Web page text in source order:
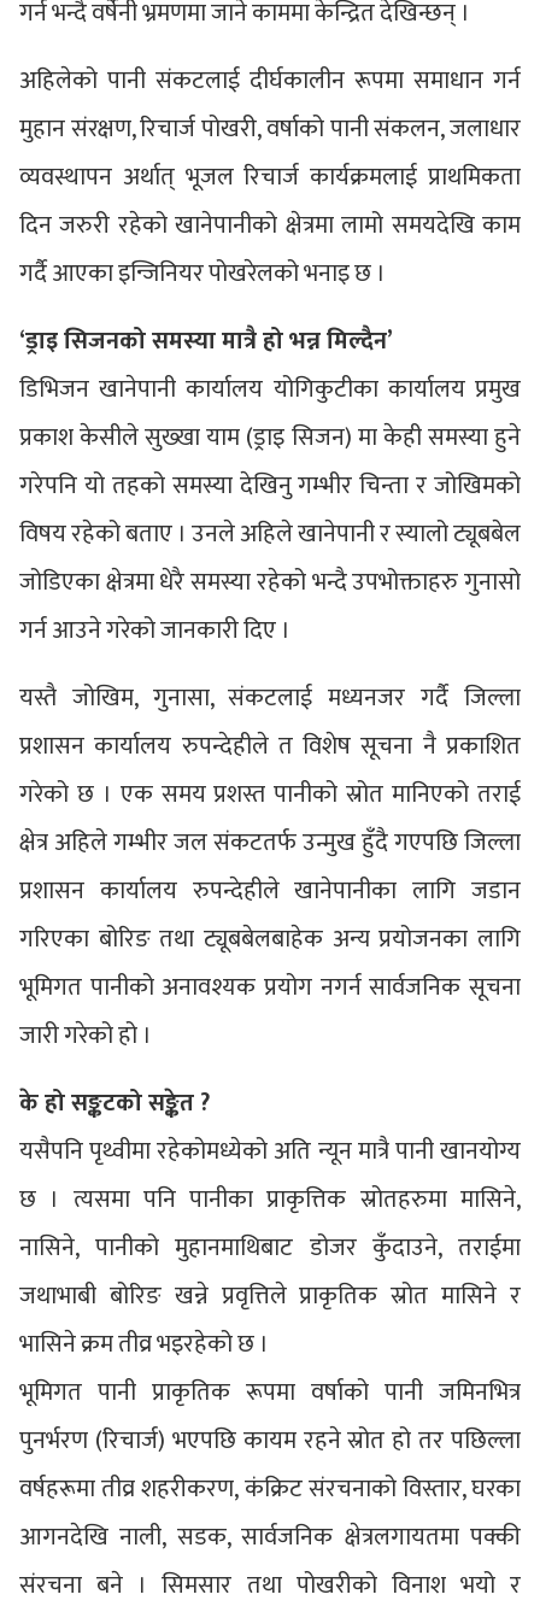
गर्न भन्दै वर्षेनी भ्रमणमा जाने काममा केन्द्रित देखिन्छन् ।
अहिलेको पानी संकटलाई दीर्घकालीन रूपमा समाधान गर्न
मुहान संरक्षण, रिचार्ज पोखरी, वर्षाको पानी संकलन, जलाधार
व्यवस्थापन अर्थात् भूजल रिचार्ज कार्यक्रमलाई प्राथमिकता
दिन जरुरी रहेको खानेपानीको क्षेत्रमा लामो समयदेखि काम
गर्दै आएका इन्जिनियर पोखरेलको भनाइ छ ।
‘ड्राइ सिजनको समस्या मात्रै हो भन्न मिल्दैन’
डिभिजन खानेपानी कार्यालय योगिकुटीका कार्यालय प्रमुख
प्रकाश केसीले सुख्खा याम (ड्राइ सिजन) मा केही समस्या हुने
गरेपनि यो तहको समस्या देखिनु गम्भीर चिन्ता र जोखिमको
विषय रहेको बताए । उनले अहिले खानेपानी र स्यालो ट्यूबबेल
जोडिएका क्षेत्रमा धेरै समस्या रहेको भन्दै उपभोक्ताहरु गुनासो
गर्न आउने गरेको जानकारी दिए ।
यस्तै जोखिम, गुनासा, संकटलाई मध्यनजर गर्दै जिल्ला
प्रशासन कार्यालय रुपन्देहीले त विशेष सूचना नै प्रकाशित
गरेको छ । एक समय प्रशस्त पानीको स्रोत मानिएको तराई
क्षेत्र अहिले गम्भीर जल संकटतर्फ उन्मुख हुँदै गएपछि जिल्ला
प्रशासन कार्यालय रुपन्देहीले खानेपानीका लागि जडान
गरिएका बोरिङ तथा ट्यूबबेलबाहेक अन्य प्रयोजनका लागि
भूमिगत पानीको अनावश्यक प्रयोग नगर्न सार्वजनिक सूचना
जारी गरेको हो ।
के हो सङ्कटको सङ्केत ?
यसैपनि पृथ्वीमा रहेकोमध्येको अति न्यून मात्रै पानी खानयोग्य
छ । त्यसमा पनि पानीका प्राकृत्तिक स्रोतहरुमा मासिने,
नासिने, पानीको मुहानमाथिबाट डोजर कुँदाउने, तराईमा
जथाभाबी बोरिङ खन्ने प्रवृत्तिले प्राकृतिक स्रोत मासिने र
भासिने क्रम तीव्र भइरहेको छ ।
भूमिगत पानी प्राकृतिक रूपमा वर्षाको पानी जमिनभित्र
पुनर्भरण (रिचार्ज) भएपछि कायम रहने स्रोत हो तर पछिल्ला
वर्षहरूमा तीव्र शहरीकरण, कंक्रिट संरचनाको विस्तार, घरका
आगनदेखि नाली, सडक, सार्वजनिक क्षेत्रलगायतमा पक्की
संरचना बने । सिमसार तथा पोखरीको विनाश भयो र